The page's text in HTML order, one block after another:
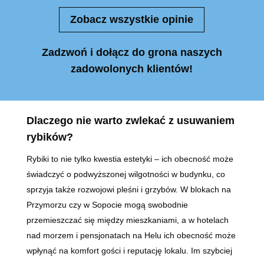
Zobacz wszystkie opinie
Zadzwoń i dołącz do grona naszych
zadowolonych klientów!
Dlaczego nie warto zwlekać z usuwaniem
rybików?
Rybiki to nie tylko kwestia estetyki – ich obecność może
świadczyć o podwyższonej wilgotności w budynku, co
sprzyja także rozwojowi pleśni i grzybów. W blokach na
Przymorzu czy w Sopocie mogą swobodnie
przemieszczać się między mieszkaniami, a w hotelach
nad morzem i pensjonatach na Helu ich obecność może
wpłynąć na komfort gości i reputację lokalu. Im szybciej